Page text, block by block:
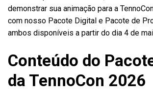
demonstrar sua animação para a
com nosso Pacote Digital e Pacote de
ambos disponíveis a partir do dia 4 de
Conteúdo do
da TennoCon 2026